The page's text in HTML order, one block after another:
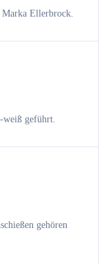
Marka Ellerbrock.
weiß geführt.
gehören